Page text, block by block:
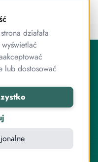
przez stabilny
są ekspertami od
systemie
projektach
czy sprzedażą
działała
lub dostosować